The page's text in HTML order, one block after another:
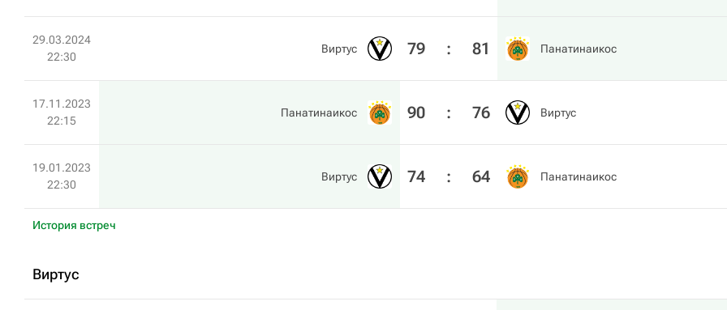
29.03.2024
22:30
Виртус 79 : 81 Панатинаикос
17.11.2023
22:15
Панатинаикос 90 : 76 Виртус
19.01.2023
22:30
Виртус 74 : 64 Панатинаикос
История встреч
Виртус